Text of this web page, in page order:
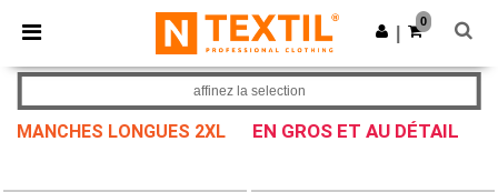
× Appli Ntextil
Meilleurs prix sur l’app !
Obtenir l'appli
0
MANCHES LONGUES 2XL EN GROS ET AU DÉTAIL
affinez la selection